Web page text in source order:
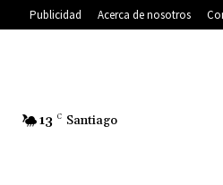
Publicidad Acerca de nosotros
13 C Santiago